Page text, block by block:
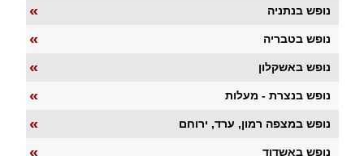
« נופש בנתניה
« נופש בטבריה
« נופש באשקלון
« נופש בנצרת - מעלות
« נופש במצפה רמון, ערד, ירוחם
« נופש באשדוד